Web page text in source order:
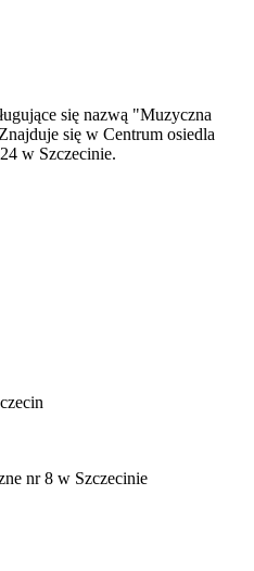
się nazwą "Muzyczna
się w Centrum osiedla
w Szczecinie.
nr 8 w Szczecinie